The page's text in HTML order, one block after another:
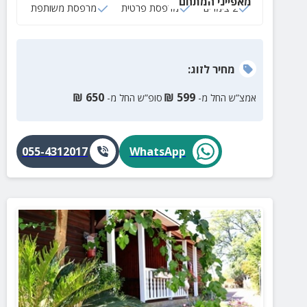
חדרי רחצה, סלונים מרווחים ועוד.
2 צימרים מרפסת פרטית מרפסת משותפת
מחירלזוג:
אמצ”ש החל מ- 599
₪ סופ”ש החל מ- 650
₪
WhatsApp
055-4312017